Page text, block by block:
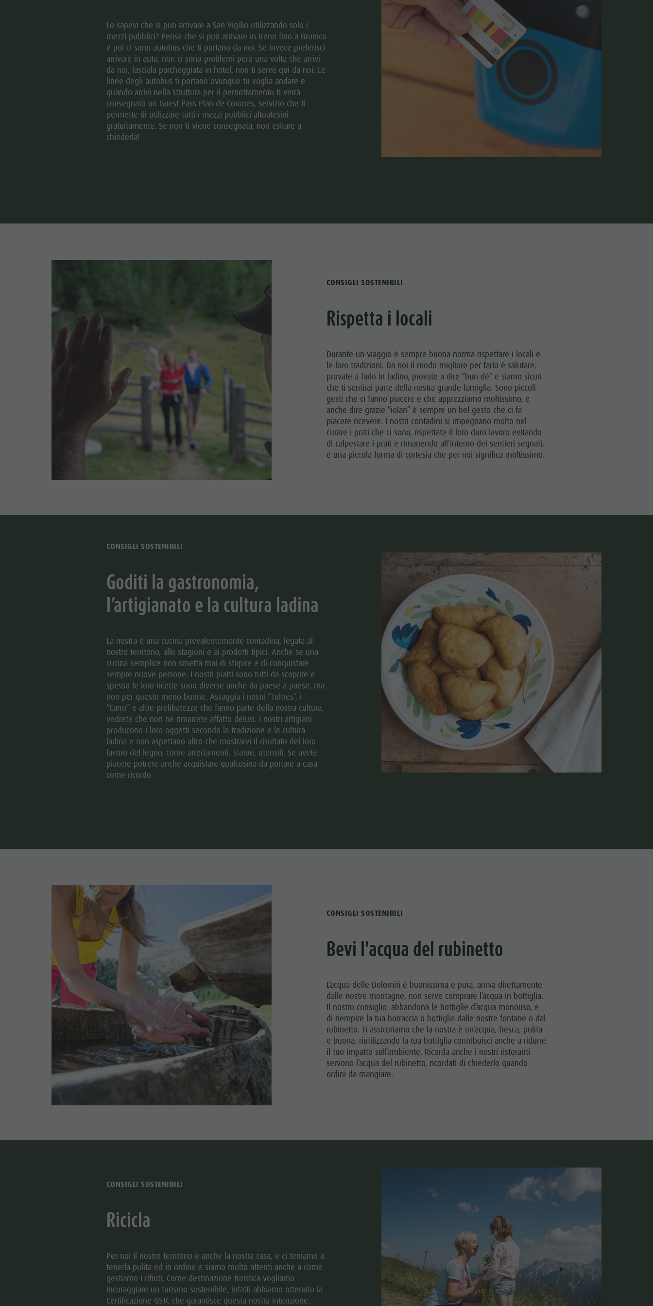
Lo sapevi che si può arrivare a San Vigilio utilizzando solo i
mezzi pubblici? Pensa che si può arrivare in treno fino a Brunico
e poi ci sono autobus che ti portano da noi. Se invece preferisci
arrivare in auto, non ci sono problemi però una volta che arrivi
da noi, lasciala parcheggiata in hotel, non ti serve qui da noi. Le
linee degli autobus ti portano ovunque tu voglia andare e
quando arrivi nella struttura per il pernottamento ti verrà
consegnato un Guest Pass Plan de Corones, servizio che ti
permette di utilizzare tutti i mezzi pubblici altoatesini
gratuitamente. Se non ti viene consegnata, non esitare a
chiederla!
CONSIGLI SOSTENIBILI
Rispetta i locali
Durante un viaggio è sempre buona norma rispettare i locali e
le loro tradizioni. Da noi il modo migliore per farlo è salutare,
provate a farlo in ladino, provate a dire “bun dé” e siamo sicuri
che ti sentirai parte della nostra grande famiglia. Sono piccoli
gesti che ci fanno piacere e che apprezziamo moltissimo, e
anche dire grazie “iolan” è sempre un bel gesto che ci fa
piacere ricevere. I nostri contadini si impegnano molto nel
curare i prati che ci sono, rispettate il loro duro lavoro evitando
di calpestare i prati e rimanendo all’interno dei sentieri segnati,
è una piccola forma di cortesia che per noi significa moltissimo.
CONSIGLI SOSTENIBILI
Goditi la gastronomia,
l’artigianato e la cultura ladina
La nostra è una cucina prevalentemente contadina, legata al
nostro territorio, alle stagioni e ai prodotti tipici. Anche se una
cucina semplice non smetta mai di stupire e di conquistare
sempre nuove persone. I nostri piatti sono tutti da scoprire e
spesso le loro ricette sono diverse anche da paese a paese, ma
non per questo meno buone. Assaggia i nostri “Tultres”, i
“Canci” e altre prelibatezze che fanno parte della nostra cultura,
vedrete che non ne rimarrete affatto delusi. I nostri artigiani
producono i loro oggetti secondo la tradizione e la cultura
ladina e non aspettano altro che mostrarvi il risultato del loro
lavoro del legno, come arredamenti, statue, utensili. Se avete
piacere potrete anche acquistare qualcosina da portare a casa
come ricordo.
CONSIGLI SOSTENIBILI
Bevi l'acqua del rubinetto
L’acqua delle Dolomiti è buonissima e pura, arriva direttamente
dalle nostre montagne, non serve comprare l’acqua in bottiglia.
Il nostro consiglio: abbandona le bottiglie d’acqua monouso, e
di riempire la tua borraccia o bottiglia dalle nostre fontane o dal
rubinetto. Ti assicuriamo che la nostra è un’acqua, fresca, pulita
e buona, riutilizzando la tua bottiglia contribuisci anche a ridurre
il tuo impatto sull’ambiente. Ricorda anche i nostri ristoranti
servono l’acqua del rubinetto, ricordati di chiederlo quando
ordini da mangiare.
CONSIGLI SOSTENIBILI
Ricicla
Per noi il nostro territorio è anche la nostra casa, e ci teniamo a
tenerla pulita ed in ordine e siamo molto attenti anche a come
gestiamo i rifiuti. Come destinazione turistica vogliamo
incoraggiare un turismo sostenibile, infatti abbiamo ottenuto la
Certificazione GSTC che garantisce questa nostra intenzione.